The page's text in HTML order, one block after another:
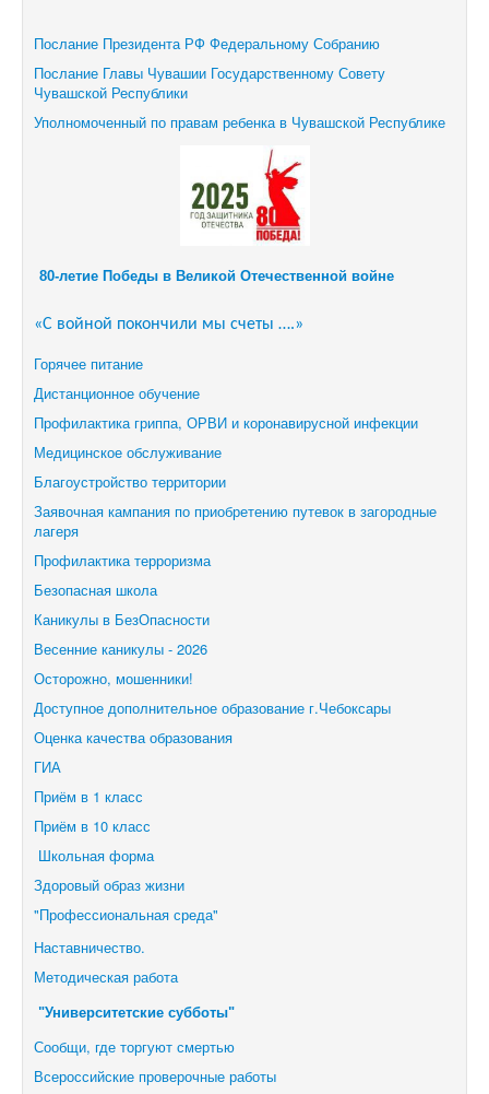
Послание Президента РФ Федеральному Собранию
Послание Главы Чувашии Государственному Совету
Чувашской Республики
Уполномоченный по правам ребенка в Чувашской Республике
80-летие Победы в Великой Отечественной войне
«С войной покончили мы счеты ….»
Горячее питание
Дистанционное обучение
Профилактика гриппа, ОРВИ и коронавирусной инфекции
Медицинское обслуживание
Благоустройство территории
Заявочная кампания по приобретению путевок в загородные
лагеря
Профилактика терроризма
Безопасная школа
Каникулы в БезОпасности
Весенние каникулы - 2026
Осторожно, мошенники!
Доступное дополнительное образование г.Чебоксары
Оценка качества образования
ГИА
Приём в 1 класс
Приём в 10 класс
Школьная форма
Здоровый образ жизни
"Профессиональная среда"
Наставничество.
Методическая работа
"Университетские субботы"
Сообщи, где торгуют смертью
Всероссийские проверочные работы